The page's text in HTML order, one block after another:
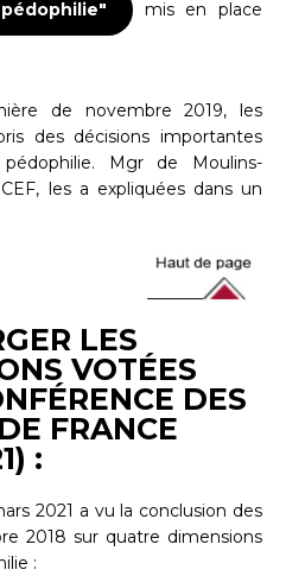
mis en place
de novembre 2019, les
des décisions importantes
Mgr de Moulins-
les a expliquées dans un
LES
VOTÉES
DES
FRANCE
:
2021 a vu la conclusion des
2018 sur quatre dimensions
: